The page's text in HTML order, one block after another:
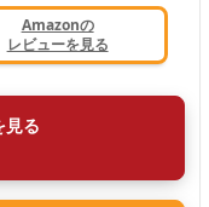
Amazonの
レビューを見る
見る